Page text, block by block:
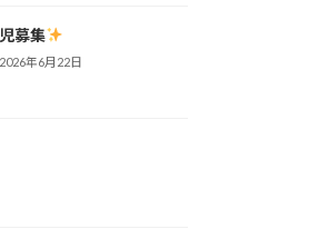
募集
2026年6月22日